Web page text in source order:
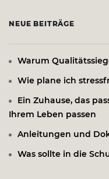
NEUE BEITRÄGE
Warum
Wie plane ich
Ein Zuhause, das
Ihrem Leben passen
Anleitungen und
Was sollte in die